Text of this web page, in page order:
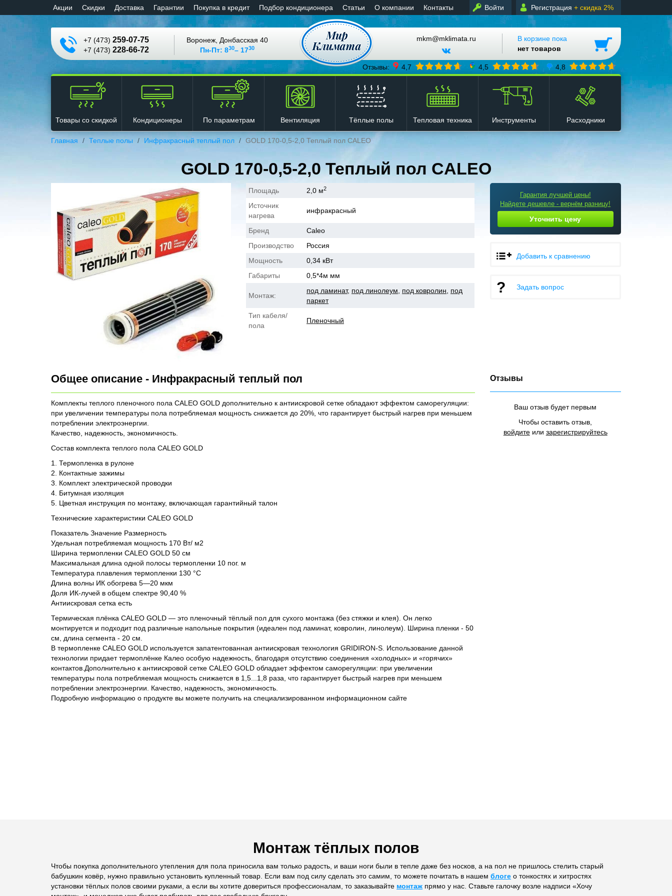
Войти Регистрация + скидка 2%
Aкции Cкидки Доставка Гарантии Покупка в кредит Подбор кондиционера Статьи О компании Контакты
+7 (473) 259-07-75
+7 (473) 228-66-72
Воронеж, Донбасская 40
Пн-Пт: 830– 1730
mkm@mklimata.ru
В корзине пока
нет товаров
Отзывы: 4,7 4,5 4,8
Товары со скидкой Кондиционеры По параметрам Вентиляция Тёплые полы Тепловая техника Инструменты Расходники
Главная Теплые полы Инфракрасный теплый пол GOLD 170-0,5-2,0 Теплый пол CALEO
GOLD 170-0,5-2,0 Теплый пол CALEO
Гарантия лучшей цены!
Найдете дешевле - вернём разницу!
Уточнить цену
Добавить к сравнению
Задать вопрос
Площадь 2,0 м2
Источник
нагрева
инфракрасный
Бренд
Caleo
Производство
Россия
Мощность
0,34 кВт
Габариты
0,5*4м мм
Монтаж:
под ламинат, под линолеум под ковролин
под
паркет
Тип кабеля/
пола
Пленочный
Общее описание - Инфракрасный теплый пол
Комплекты теплого пленочного пола CALEO GOLD дополнительно к антиискровой сетке обладают эффектом саморегуляции:
при увеличении температуры пола потребляемая мощность снижается до 20%, что гарантирует быстрый нагрев при меньшем
потреблении электроэнергии.
Качество, надежность, экономичность.
Состав комплекта теплого пола CALEO GOLD
1. Термопленка в рулоне
2. Контактные зажимы
3. Комплект электрической проводки
4. Битумная изоляция
5. Цветная инструкция по монтажу, включающая гарантийный талон
Технические характеристики CALEO GOLD
Показатель Значение Размерность
Удельная потребляемая мощность 170 Вт/ м2
Ширина термопленки CALEO GOLD 50 см
Максимальная длина одной полосы термопленки 10 пог. м
Температура плавления термопленки 130 °С
Длина волны ИК обогрева 5—20 мкм
Доля ИК-лучей в общем спектре 90,40 %
Антиискровая сетка есть
Термическая плёнка CALEO GOLD — это пленочный тёплый пол для сухого монтажа (без стяжки и клея). Он легко
монтируется и подходит под различные напольные покрытия (идеален под ламинат, ковролин, линолеум). Ширина пленки - 50
см, длина сегмента - 20 см.
В термопленке CALEO GOLD используется запатентованная антиискровая технология GRIDIRON-S. Использование данной
технологии придает термоплёнке Калео особую надежность, благодаря отсутствию соединения «холодных» и «горячих»
контактов.Дополнительно к антиискровой сетке CALEO GOLD обладает эффектом саморегуляции: при увеличении
температуры пола потребляемая мощность снижается в 1,5...1,8 раза, что гарантирует быстрый нагрев при меньшем
потреблении электроэнергии. Качество, надежность, экономичность.
Подробную информацию о продукте вы можете получить на специализированном информационном сайте
Отзывы
Ваш отзыв будет первым
Чтобы оставить отзыв,
войдитеили зарегистрируйтесь
Монтаж тёплых полов
Чтобы покупка дополнительного утепления для пола приносила вам только радость, и ваши ноги были в тепле даже без носков, а на пол не пришлось стелить старый
бабушкин ковёр, нужно правильно установить купленный товар. Если вам под силу сделать это самим, то можете почитать в нашем блоге о тонкостях и хитростях
установки тёплых полов своими руками, а если вы хотите довериться профессионалам, то заказывайте монтаж прямо у нас. Ставьте галочку возле надписи «Хочу